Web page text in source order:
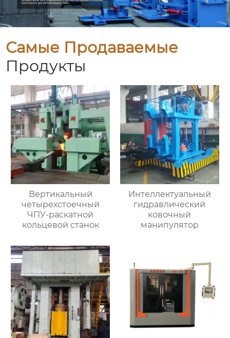
Самые Продаваемые
Продукты
Вертикальный
четырехстоечный
ЧПУ-раскатной
кольцевой станок
Интеллектуальный
гидравлический
ковочный
манипулятор